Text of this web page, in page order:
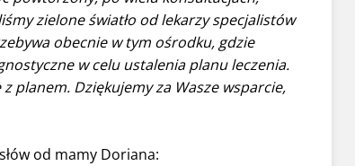
zielone światło od lekarzy specjalistów
obecnie w tym ośrodku, gdzie
w celu ustalenia planu leczenia.
planem. Dziękujemy za Wasze wsparcie,
od mamy Doriana: